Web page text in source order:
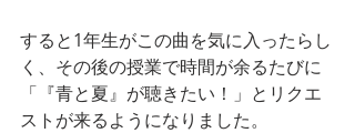
すると1年生がこの曲を気に入ったらし
く、その後の授業で時間が余るたびに
「『青と夏』が聴きたい！」とリクエ
ストが来るようになりました。